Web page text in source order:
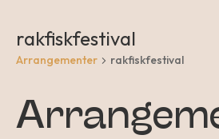
rakfiskfestival
Arrangementer rakfiskfestival